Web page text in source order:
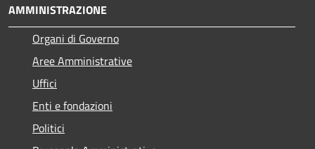
AMMINISTRAZIONE
Organi di Governo
Aree Amministrative
Uffici
Enti e fondazioni
Politici